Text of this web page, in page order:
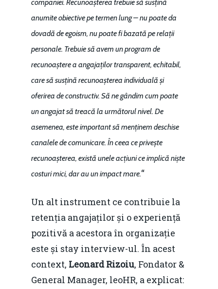
companiei. Recunoașterea trebuie să susțină
anumite obiective pe termen lung – nu poate da
dovadă de egoism, nu poate fi bazată pe relații
personale. Trebuie să avem un program de
recunoaștere a angajaților transparent, echitabil,
care să susțină recunoașterea individuală și
oferirea de constructiv. Să ne gândim cum poate
un angajat să treacă la următorul nivel. De
asemenea, este important să menținem deschise
canalele de comunicare. În ceea ce privește
recunoașterea, există unele acțiuni ce implică niște
costuri mici, dar au un impact mare.“
Un alt instrument ce contribuie la
retenția angajaților și o experiență
pozitivă a acestora în organizație
este și stay interview-ul. În acest
context, Leonard Rizoiu, Fondator &
General Manager, leoHR, a explicat: